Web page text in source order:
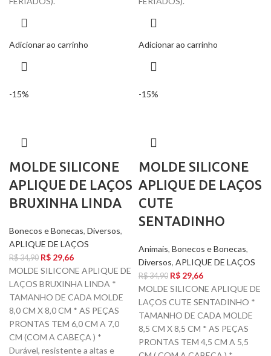
Adicionar ao carrinho Adicionar ao carrinho
-15%
MOLDE SILICONE
APLIQUE DE LAÇOS
BRUXINHA LINDA
Bonecos e Bonecas, Diversos,
APLIQUE DE LAÇOS
R$34,90 R$ 29,66
MOLDE SILICONE APLIQUE DE
LAÇOS BRUXINHA LINDA *
TAMANHO DE CADA MOLDE
8,0 CM X 8,0 CM * AS PEÇAS
PRONTAS TEM 6,0 CM A 7,0
CM (COM A CABEÇA ) *
Durável, resistente a altas e
-15%
MOLDE SILICONE
APLIQUE DE LAÇOS
CUTE
SENTADINHO
Animais, Bonecos e Bonecas,
Diversos, APLIQUE DE LAÇOS
R$34,90 R$ 29,66
MOLDE SILICONE APLIQUE DE
LAÇOS CUTE SENTADINHO *
TAMANHO DE CADA MOLDE
8,5 CM X 8,5 CM * AS PEÇAS
PRONTAS TEM 4,5 CM A 5,5